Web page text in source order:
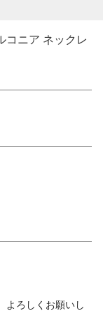
コニア ネックレ
よろしくお願いし